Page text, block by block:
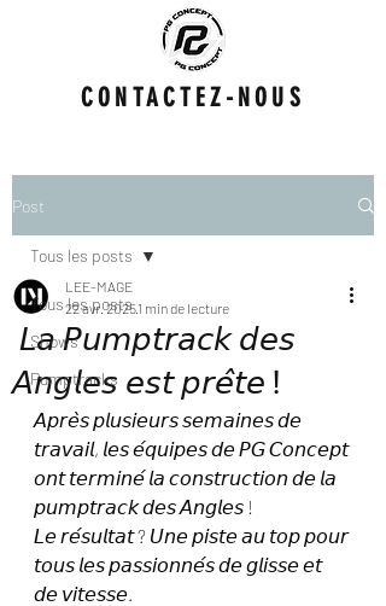
CONTACTEZ-NOUS
Post
Tous les posts
Shows
Pumptracks
Tous les posts
𝘓𝘢 𝘗𝘶𝘮𝘱𝘵𝘳𝘢𝘤𝘬 𝘥𝘦𝘴
𝘈𝘯𝘨𝘭𝘦𝘴 𝘦𝘴𝘵 𝘱𝘳𝘦̂𝘵𝘦 !
LEE-MAGE
22 avr. 20251 min de lecture
𝘈𝘱𝘳𝘦̀𝘴 𝘱𝘭𝘶𝘴𝘪𝘦𝘶𝘳𝘴 𝘴𝘦𝘮𝘢𝘪𝘯𝘦𝘴 𝘥𝘦
𝘵𝘳𝘢𝘷𝘢𝘪𝘭, 𝘭𝘦𝘴 𝘦́𝘲𝘶𝘪𝘱𝘦𝘴 𝘥𝘦 𝘗𝘎 𝘊𝘰𝘯𝘤𝘦𝘱𝘵
𝘰𝘯𝘵 𝘵𝘦𝘳𝘮𝘪𝘯𝘦́ 𝘭𝘢 𝘤𝘰𝘯𝘴𝘵𝘳𝘶𝘤𝘵𝘪𝘰𝘯 𝘥𝘦 𝘭𝘢
𝘱𝘶𝘮𝘱𝘵𝘳𝘢𝘤𝘬 𝘥𝘦𝘴 𝘈𝘯𝘨𝘭𝘦𝘴 !
𝘓𝘦 𝘳𝘦́𝘴𝘶𝘭𝘵𝘢𝘵 ? 𝘜𝘯𝘦 𝘱𝘪𝘴𝘵𝘦 𝘢𝘶 𝘵𝘰𝘱 𝘱𝘰𝘶𝘳
𝘵𝘰𝘶𝘴 𝘭𝘦𝘴 𝘱𝘢𝘴𝘴𝘪𝘰𝘯𝘯𝘦́𝘴 𝘥𝘦 𝘨𝘭𝘪𝘴𝘴𝘦 𝘦𝘵
𝘥𝘦 𝘷𝘪𝘵𝘦𝘴𝘴𝘦.